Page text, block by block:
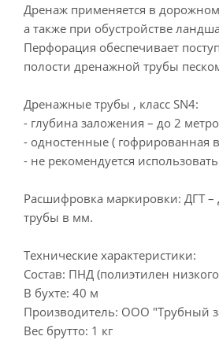
Дренаж применяется в
а также при обустройстве
Перфорация обеспечивает
полости дренажной трубы
Дренажные трубы , класс SN4:
- глубина заложения – до 2
- одностенные ( гофрированная
- не рекомендуется
Расшифровка маркировки: ДГТ –
трубы в мм.
Технические характеристики:
Состав: ПНД (полиэтилен
В бухте: 40 м
Производитель: ООО "Трубный
Вес брутто: 1 кг